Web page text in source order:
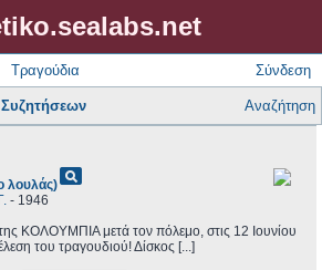
Τραγούδια Σύνδεση
Αναζήτηση
λουλάς)pageview
- 1946
ΚΟΛΟΥΜΠΙΑ μετά τον πόλεμο, στις 12 Ιουνίου
του τραγουδιού! Δίσκος [...]